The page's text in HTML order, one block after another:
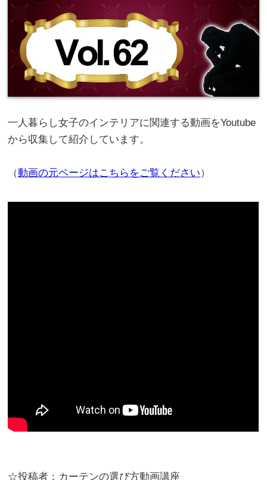
一人暮らし女子のインテリアに関連する動画をYoutube
から収集して紹介しています。
（動画の元ページはこちらをご覧ください）
☆投稿者：カーテンの選び方動画講座